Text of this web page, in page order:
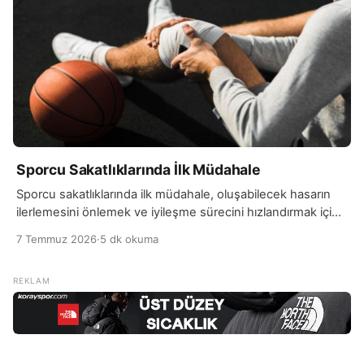
Sporcu Sakatlıklarında İlk Müdahale
Sporcu sakatlıklarında ilk müdahale, oluşabilecek hasarın
ilerlemesini önlemek ve iyileşme sürecini hızlandırmak için
7 Temmuz 2026·5 dk okuma